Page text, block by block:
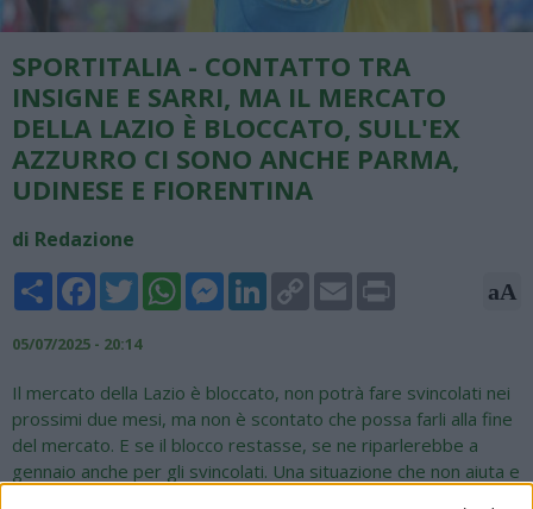
SPORTITALIA - CONTATTO TRA
INSIGNE E SARRI, MA IL MERCATO
DELLA LAZIO È BLOCCATO, SULL'EX
AZZURRO CI SONO ANCHE PARMA,
UDINESE E FIORENTINA
di Redazione
Share FacebookTwitterWhatsAppMessengerLinkedInCopy
Link
Email aA
05/07/2025 - 20:14
Il mercato della Lazio è bloccato, non potrà fare svincolati nei
prossimi due mesi, ma non è scontato che possa farli alla fine
del mercato. E se il blocco restasse, se ne riparlerebbe a
gennaio anche per gli svincolati. Una situazione che non aiuta e